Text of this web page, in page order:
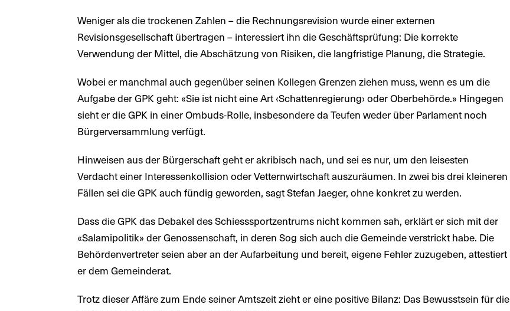
Weniger als die trockenen Zahlen – die Rechnungsrevision wurde einer externen
Revisionsgesellschaft übertragen – interessiert ihn die Geschäftsprüfung: Die korrekte
Verwendung der Mittel, die Abschätzung von Risiken, die langfristige Planung, die Strategie.
Wobei er manchmal auch gegenüber seinen Kollegen Grenzen ziehen muss, wenn es um die
Aufgabe der GPK geht: «Sie ist nicht eine Art ‹Schattenregierung› oder Oberbehörde.» Hingegen
sieht er die GPK in einer Ombuds-Rolle, insbesondere da Teufen weder über Parlament noch
Bürgerversammlung verfügt.
Hinweisen aus der Bürgerschaft geht er akribisch nach, und sei es nur, um den leisesten
Verdacht einer Interessenkollision oder Vetternwirtschaft auszuräumen. In zwei bis drei kleineren
Fällen sei die GPK auch fündig geworden, sagt Stefan Jaeger, ohne konkret zu werden.
Dass die GPK das Debakel des Schiesssportzentrums nicht kommen sah, erklärt er sich mit der
«Salamipolitik» der Genossenschaft, in deren Sog sich auch die Gemeinde verstrickt habe. Die
Behördenvertreter seien aber an der Aufarbeitung und bereit, eigene Fehler zuzugeben, attestiert
er dem Gemeinderat.
Trotz dieser Affäre zum Ende seiner Amtszeit zieht er eine positive Bilanz: Das Bewusstsein für die